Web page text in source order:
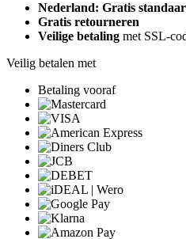
Nederland: Gratis
Gratis retourneren
Veilige betaling met SSL-
Veilig betalen met
Betaling vooraf